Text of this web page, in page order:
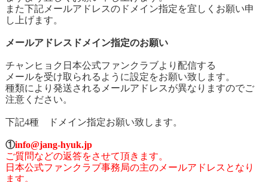
また下記メールアドレスのドメイン指定を宜しくお願い申
し上げます。
メールアドレスドメイン指定のお願い
チャンヒョク日本公式ファンクラブより配信する
メールを受け取られるように設定をお願い致します。
種類により発送されるメールアドレスが異なりますのでご
注意ください。
下記4種 ドメイン指定お願い致します。
①info@jang-hyuk.jp
ご質問などの返答をさせて頂きます。
日本公式ファンクラブ事務局の主のメールアドレスとなり
ます。